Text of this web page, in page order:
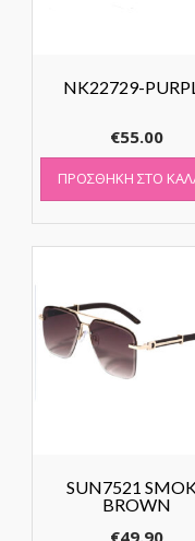
NK22729-
€55.00
ΠΡΟΣΘΉΚΗ ΣΤΟ
SUN7521
BROWN